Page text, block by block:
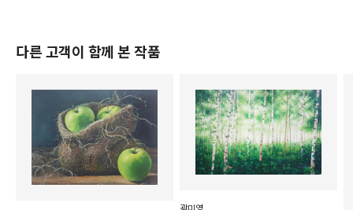
다른 고객이 함께 본 작품